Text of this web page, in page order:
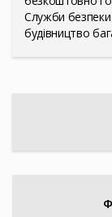
Служби безпеки
будівництво